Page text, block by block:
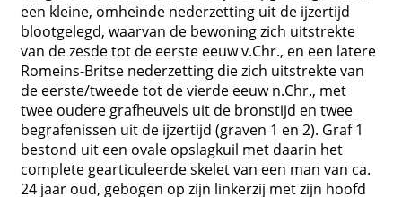
een kleine, omheinde nederzetting uit de ijzertijd
blootgelegd, waarvan de bewoning zich uitstrekte
van de zesde tot de eerste eeuw v.Chr., en een latere
Romeins-Britse nederzetting die zich uitstrekte van
de eerste/tweede tot de vierde eeuw n.Chr., met
twee oudere grafheuvels uit de bronstijd en twee
begrafenissen uit de ijzertijd (graven 1 en 2). Graf 1
bestond uit een ovale opslagkuil met daarin het
complete gearticuleerde skelet van een man van ca.
24 jaar oud, gebogen op zijn linkerzij met zijn hoofd